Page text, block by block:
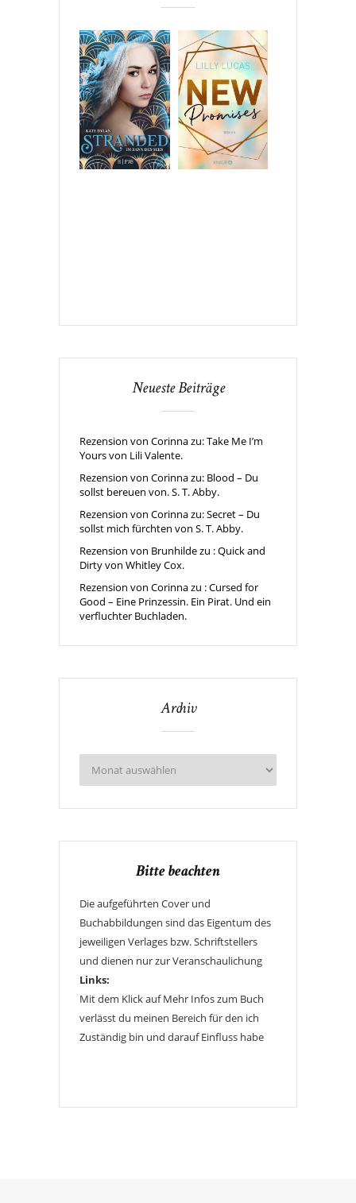
Neueste Beiträge
Rezension von Corinna zu: Take Me I’m
Yours von Lili Valente.
Rezension von Corinna zu: Blood – Du
sollst bereuen von. S. T. Abby.
Rezension von Corinna zu: Secret – Du
sollst mich fürchten von S. T. Abby.
Rezension von Brunhilde zu : Quick and
Dirty von Whitley Cox.
Rezension von Corinna zu : Cursed for
Good – Eine Prinzessin. Ein Pirat. Und ein
verfluchter Buchladen.
Archiv
Bitte beachten
Die aufgeführten Cover und
Buchabbildungen sind das Eigentum des
jeweiligen Verlages bzw. Schriftstellers
und dienen nur zur Veranschaulichung
Links:
Mit dem Klick auf Mehr Infos zum Buch
verlässt du meinen Bereich für den ich
Zuständig bin und darauf Einfluss habe